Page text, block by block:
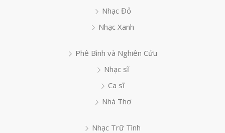
Nhạc Đỏ
Nhạc Xanh
Phê Bình và Nghiên Cứu
Nhạc sĩ
Ca sĩ
Nhà Thơ
Nhạc Trữ Tình